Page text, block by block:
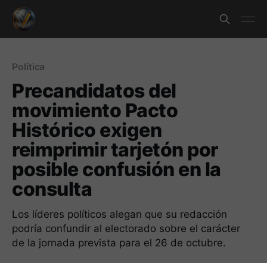
Política
Precandidatos del
movimiento Pacto
Histórico exigen
reimprimir tarjetón por
posible confusión en la
consulta
Los líderes políticos alegan que su redacción
podría confundir al electorado sobre el carácter
de la jornada prevista para el 26 de octubre.